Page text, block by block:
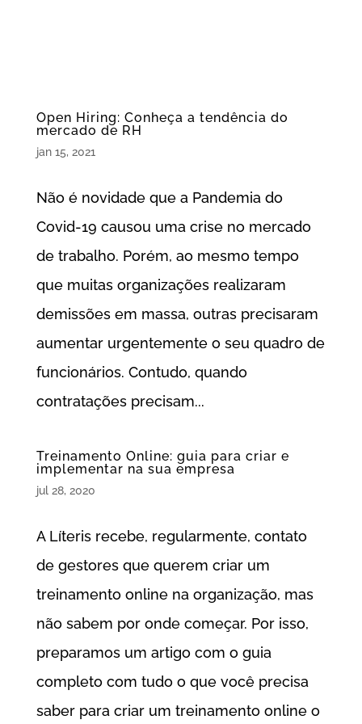
Open Hiring: Conheça a tendência do
mercado de RH
jan 15, 2021
Não é novidade que a Pandemia do
Covid-19 causou uma crise no mercado
de trabalho. Porém, ao mesmo tempo
que muitas organizações realizaram
demissões em massa, outras precisaram
aumentar urgentemente o seu quadro de
funcionários. Contudo, quando
contratações precisam...
Treinamento Online: guia para criar e
implementar na sua empresa
jul 28, 2020
A Líteris recebe, regularmente, contato
de gestores que querem criar um
treinamento online na organização, mas
não sabem por onde começar. Por isso,
preparamos um artigo com o guia
completo com tudo o que você precisa
saber para criar um treinamento online o